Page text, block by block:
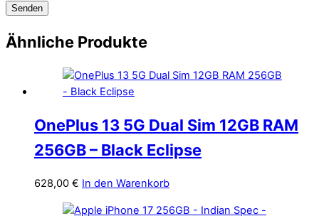
Ähnliche Produkte
OnePlus 13 5G Dual Sim 12GB RAM
256GB – Black Eclipse
628,00 € In den Warenkorb